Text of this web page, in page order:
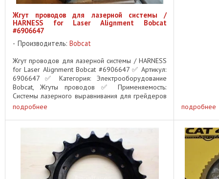
Жгут проводов для лазерной системы /
HARNESS for Laser Alignment Bobcat
#6906647
Производитель: Bobcat
Жгут проводов для лазерной системы / HARNESS
for Laser Alignment Bobcat #6906647 ✅ Артикул:
6906647 ✅ Категория: Электрооборудование
Bobcat, Жгуты проводов ✅ Применяемость:
Системы лазерного выравнивания для грейдеров
Bobcat Описание: Оригинальный ...
подробнее подробнее